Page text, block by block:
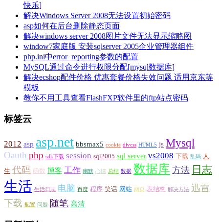
快乐]
解决Windows Server 2008无法设置初始密码
asp如何在后台删除静态页面
解决windows server 2008图片文件无法显示缩略图
window7家庭版 安装sqlserver 2005企业管理器组件
php.ini中error_reporting参数的配置
MySQL通过命令进行权限分配[mysql数据库]
解决ecshop配件价格 优惠套餐价格失效问题 适用京东等
模板
教你不用工具查看FlashFXP软件里的ftp站点密码
标签云
2012 asp asp.net bbsmax5 cookie divcss HTML5 js Mysql
Oauth php sdk下载 session sql2005 sql server vs2008 下载 乱码 人
生 代码 函数 博客 工作 幽默 心情 总结 数据 数据库 方法 日志
生活 生活日志 电脑 百度 程序 笑话 网站 网页 表结构 解决方法 迅雷
下载 配置 问题 随笔 高清